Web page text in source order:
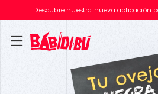
Descubre nuestra nueva aplicación